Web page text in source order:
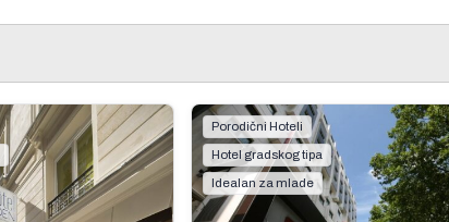
Porodični Hoteli
Hotel gradskog tipa
Idealan za mlade